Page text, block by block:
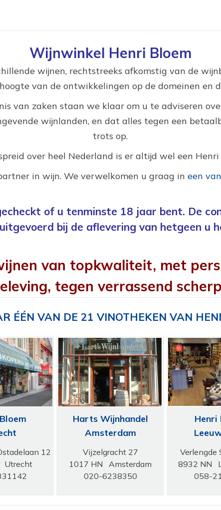
Wijnwinkel Henri Bloem
wijnen, rechtstreeks afkomstig van de
van de ontwikkelingen op de domeinen en
van zaken staan we klaar om u te adviseren
wijnlanden, en dat alles tegen een
trots op.
over heel Nederland is er altijd wel een
in wijn. We verwelkomen u graag in een
of u tenminste 18 jaar bent. De
bij de aflevering van hetgeen u
van topkwaliteit, met
tegen verrassend
ÉÉN VAN DE 21 VINOTHEKEN VAN
12
Utrecht
Harts Wijnhandel
Amsterdam
Vijzelgracht 27
1017 HN Amsterdam
020-6238350
Henri
Verlengde
8932 NN
058-